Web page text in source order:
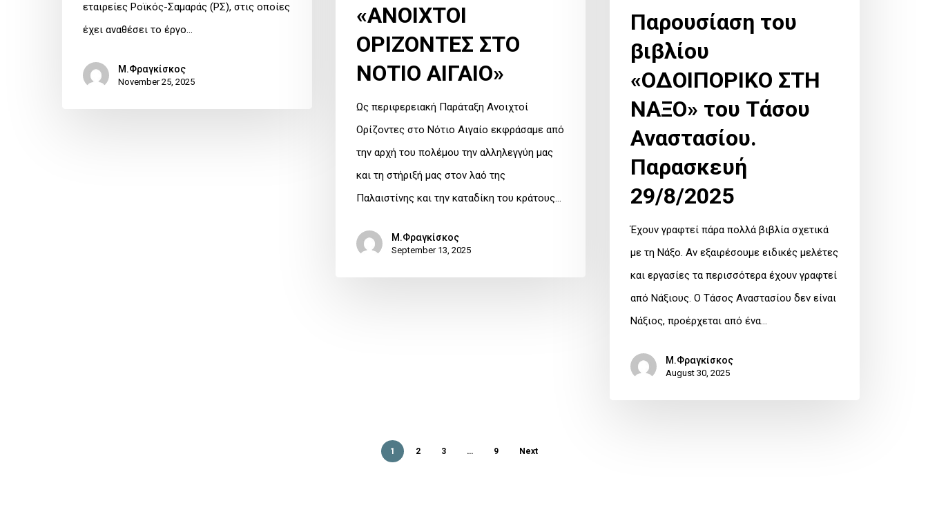
εταιρείες Ροϊκός-Σαμαράς (ΡΣ), στις οποίες
έχει αναθέσει το έργο…
Μ.Φραγκίσκος
November 25, 2025
«ΑΝΟΙΧΤΟΙ
ΟΡΙΖΟΝΤΕΣ ΣΤΟ
ΝΟΤΙΟ ΑΙΓΑΙΟ»
Ως περιφερειακή Παράταξη Ανοιχτοί
Ορίζοντες στο Νότιο Αιγαίο εκφράσαμε από
την αρχή του πολέμου την αλληλεγγύη μας
και τη στήριξή μας στον λαό της
Παλαιστίνης και την καταδίκη του κράτους…
Μ.Φραγκίσκος
September 13, 2025
Παρουσίαση του
βιβλίου
«ΟΔΟΙΠΟΡΙΚΟ ΣΤΗ
ΝΑΞΟ» του Τάσου
Αναστασίου.
Παρασκευή
29/8/2025
Έχουν γραφτεί πάρα πολλά βιβλία σχετικά
με τη Νάξο. Αν εξαιρέσουμε ειδικές μελέτες
και εργασίες τα περισσότερα έχουν γραφτεί
από Νάξιους. Ο Τάσος Αναστασίου δεν είναι
Νάξιος, προέρχεται από ένα…
Μ.Φραγκίσκος
August 30, 2025
1 2 3 … 9 Next